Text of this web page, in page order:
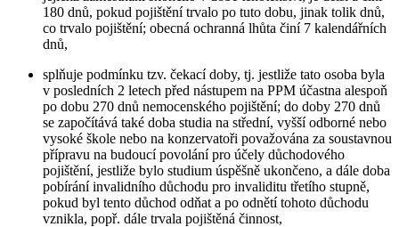
180 dnů, pokud pojištění trvalo po tuto dobu, jinak tolik dnů,
co trvalo pojištění; obecná ochranná lhůta činí 7 kalendářních
dnů,
splňuje podmínku tzv. čekací doby, tj. jestliže tato osoba byla
v posledních 2 letech před nástupem na PPM účastna alespoň
po dobu 270 dnů nemocenského pojištění; do doby 270 dnů
se započítává také doba studia na střední, vyšší odborné nebo
vysoké škole nebo na konzervatoři považována za soustavnou
přípravu na budoucí povolání pro účely důchodového
pojištění, jestliže bylo studium úspěšně ukončeno, a dále doba
pobírání invalidního důchodu pro invaliditu třetího stupně,
pokud byl tento důchod odňat a po odnětí tohoto důchodu
vznikla, popř. dále trvala pojištěná činnost,